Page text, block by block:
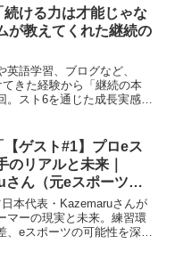
続ける力は才能じゃな
が教えてくれた継続の
英語学習、ブログなど、
てきた経験から「継続の本
。スト6を通じた成長実感
【ゲスト#1】プロeス
のリアルと未来｜
さん（元eスポーツ日
本代表・Kazemaruさんが
マーの現実と未来。練習環
、eスポーツの可能性を深掘